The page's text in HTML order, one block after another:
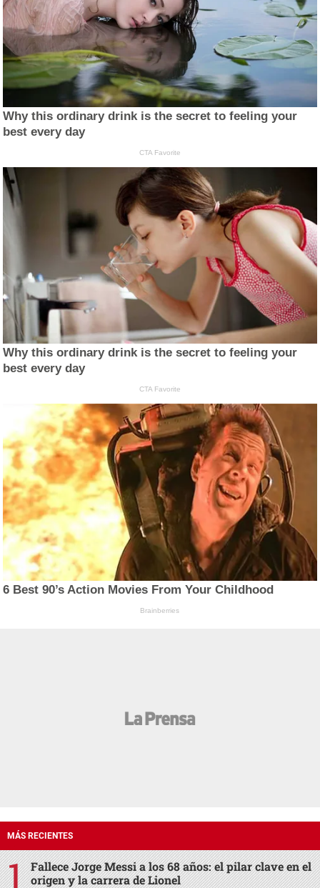
Why this ordinary drink is the secret to feeling your
best every day
CTA Favorite
Why this ordinary drink is the secret to feeling your
best every day
CTA Favorite
6 Best 90’s Action Movies From Your Childhood
Brainberries
MÁS RECIENTES
Fallece Jorge Messi a los 68 años: el pilar clave en el
origen y la carrera de Lionel